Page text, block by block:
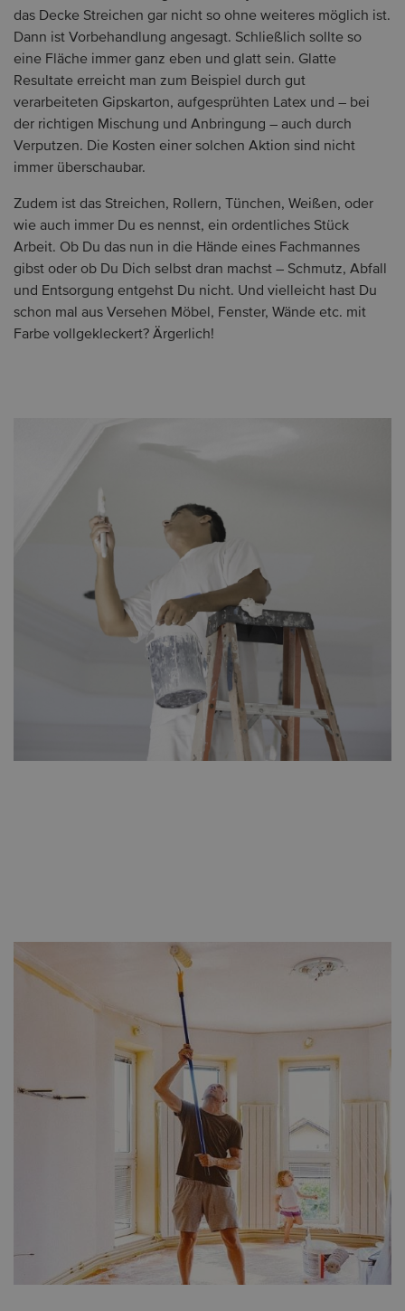
das Decke Streichen gar nicht so ohne weiteres möglich ist.
Dann ist Vorbehandlung angesagt. Schließlich sollte so
eine Fläche immer ganz eben und glatt sein. Glatte
Resultate erreicht man zum Beispiel durch gut
verarbeiteten Gipskarton, aufgesprühten Latex und – bei
der richtigen Mischung und Anbringung – auch durch
Verputzen. Die Kosten einer solchen Aktion sind nicht
immer überschaubar.
Zudem ist das Streichen, Rollern, Tünchen, Weißen, oder
wie auch immer Du es nennst, ein ordentliches Stück
Arbeit. Ob Du das nun in die Hände eines Fachmannes
gibst oder ob Du Dich selbst dran machst – Schmutz, Abfall
und Entsorgung entgehst Du nicht. Und vielleicht hast Du
schon mal aus Versehen Möbel, Fenster, Wände etc. mit
Farbe vollgekleckert? Ärgerlich!